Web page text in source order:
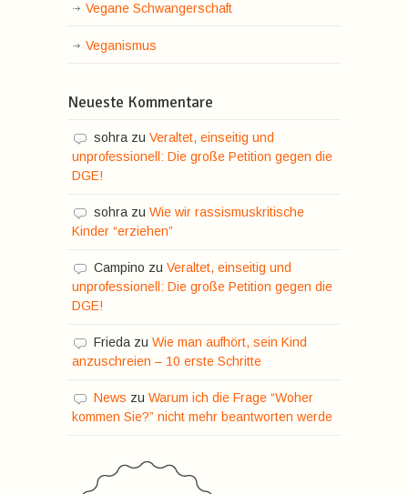
Vegane Schwangerschaft
Veganismus
Neueste Kommentare
sohra zu Veraltet, einseitig und
unprofessionell: Die große Petition gegen die
DGE!
sohra zu Wie wir rassismuskritische
Kinder “erziehen”
Campino zu Veraltet, einseitig und
unprofessionell: Die große Petition gegen die
DGE!
Frieda zu Wie man aufhört, sein Kind
anzuschreien – 10 erste Schritte
News zu Warum ich die Frage “Woher
kommen Sie?” nicht mehr beantworten werde